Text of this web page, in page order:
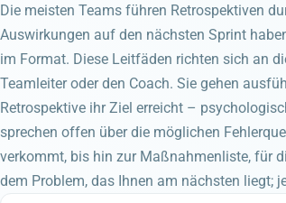
Die meisten Teams führen Retrospektiven
Auswirkungen auf den nächsten Sprint
im Format. Diese Leitfäden richten sich an
Teamleiter oder den Coach. Sie gehen
Retrospektive ihr Ziel erreicht –
sprechen offen über die möglichen
verkommt, bis hin zur Maßnahmenliste, für
dem Problem, das Ihnen am nächsten liegt;